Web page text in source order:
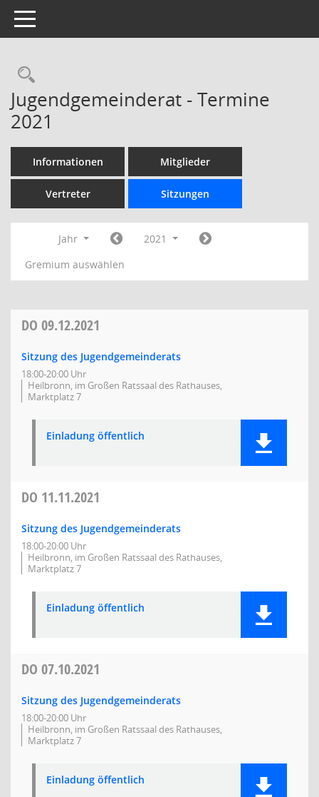
Toggle navigation
Rechercheauswahl
Jugendgemeinderat - Termine
2021
Informationen Mitglieder
Vertreter Sitzungen
Jahr
2021
Gremium auswählen
DO 09.12.2021
Sitzung des Jugendgemeinderats
18:00-20:00 Uhr
Heilbronn, im Großen Ratssaal des Rathauses,
Marktplatz 7
Einladung öffentlich
DO 11.11.2021
Sitzung des Jugendgemeinderats
18:00-20:00 Uhr
Heilbronn, im Großen Ratssaal des Rathauses,
Marktplatz 7
Einladung öffentlich
DO 07.10.2021
Sitzung des Jugendgemeinderats
18:00-20:00 Uhr
Heilbronn, im Großen Ratssaal des Rathauses,
Marktplatz 7
Einladung öffentlich